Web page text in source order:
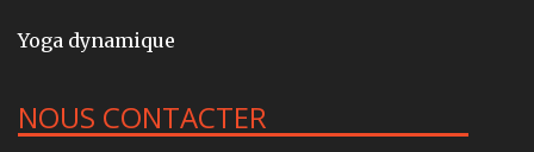
Yoga dynamique
NOUS CONTACTER